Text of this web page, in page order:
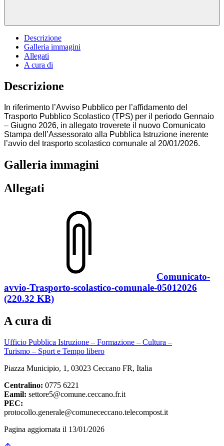
Descrizione
Galleria immagini
Allegati
A cura di
Descrizione
In riferimento l’Avviso Pubblico per l’affidamento del
Trasporto Pubblico Scolastico (TPS) per il periodo Gennaio
– Giugno 2026, in allegato troverete il nuovo Comunicato
Stampa dell’Assessorato alla Pubblica Istruzione inerente
l’avvio del trasporto scolastico comunale al 20/01/2026.
Galleria immagini
Allegati
Comunicato-
avvio-Trasporto-scolastico-comunale-05012026
(220.32 KB)
A cura di
Ufficio Pubblica Istruzione – Formazione – Cultura –
Turismo – Sport e Tempo libero
Piazza Municipio, 1, 03023 Ceccano FR, Italia
Centralino: 0775 6221
Eamil: settore5@comune.ceccano.fr.it
PEC:
protocollo.generale@comunececcano.telecompost.it
Pagina aggiornata il 13/01/2026